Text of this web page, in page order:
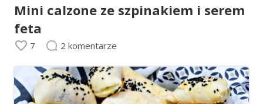
Mini calzone ze szpinakiem i serem
feta
7 2 komentarze